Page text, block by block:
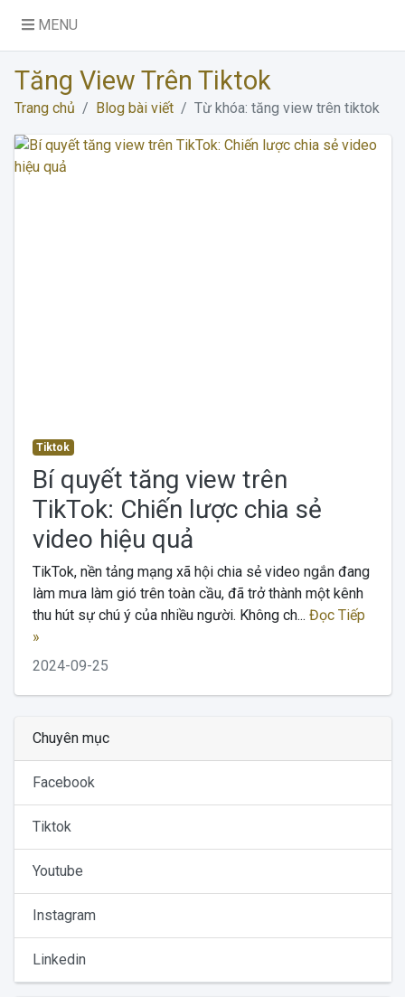
MENU
Tăng View Trên Tiktok
Trang chủ Blog bài viết Từ khóa: tăng view trên tiktok
Tiktok
Bí quyết tăng view trên
TikTok: Chiến lược chia sẻ
video hiệu quả
TikTok, nền tảng mạng xã hội chia sẻ video ngắn đang
làm mưa làm gió trên toàn cầu, đã trở thành một kênh
thu hút sự chú ý của nhiều người. Không ch... Đọc Tiếp
»
2024-09-25
Chuyên mục
Facebook
Tiktok
Youtube
Instagram
Linkedin